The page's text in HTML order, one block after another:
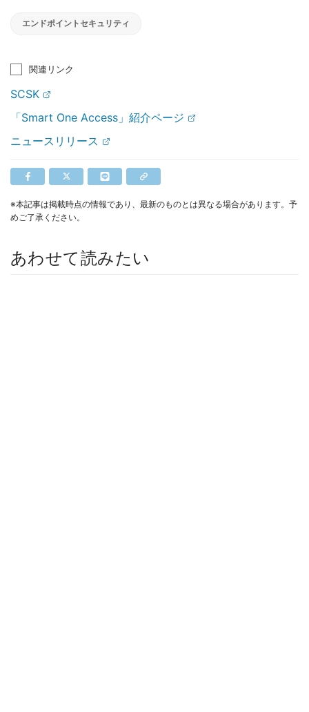
エンドポイントセキュリティ
関連リンク
SCSK
「Smart One Access」紹介ページ
ニュースリリース
※本記事は掲載時点の情報であり、最新のものとは異なる場合があります。予
めご了承ください。
あわせて読みたい